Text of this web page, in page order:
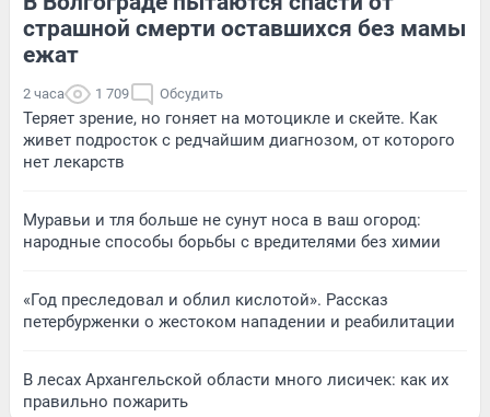
страшной смерти оставшихся без мамы
ежат
2 часа 1 709 Обсудить
Теряет зрение, но гоняет на мотоцикле и скейте. Как
живет подросток с редчайшим диагнозом, от которого
нет лекарств
Муравьи и тля больше не сунут носа в ваш огород:
народные способы борьбы с вредителями без химии
«Год преследовал и облил кислотой». Рассказ
петербурженки о жестоком нападении и реабилитации
В лесах Архангельской области много лисичек: как их
правильно пожарить